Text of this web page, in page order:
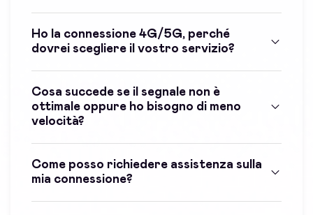
Ho la connessione 4G/5G, perché
dovrei scegliere il vostro servizio?
Cosa succede se il segnale non è
ottimale oppure ho bisogno di meno
velocità?
Come posso richiedere assistenza sulla
mia connessione?